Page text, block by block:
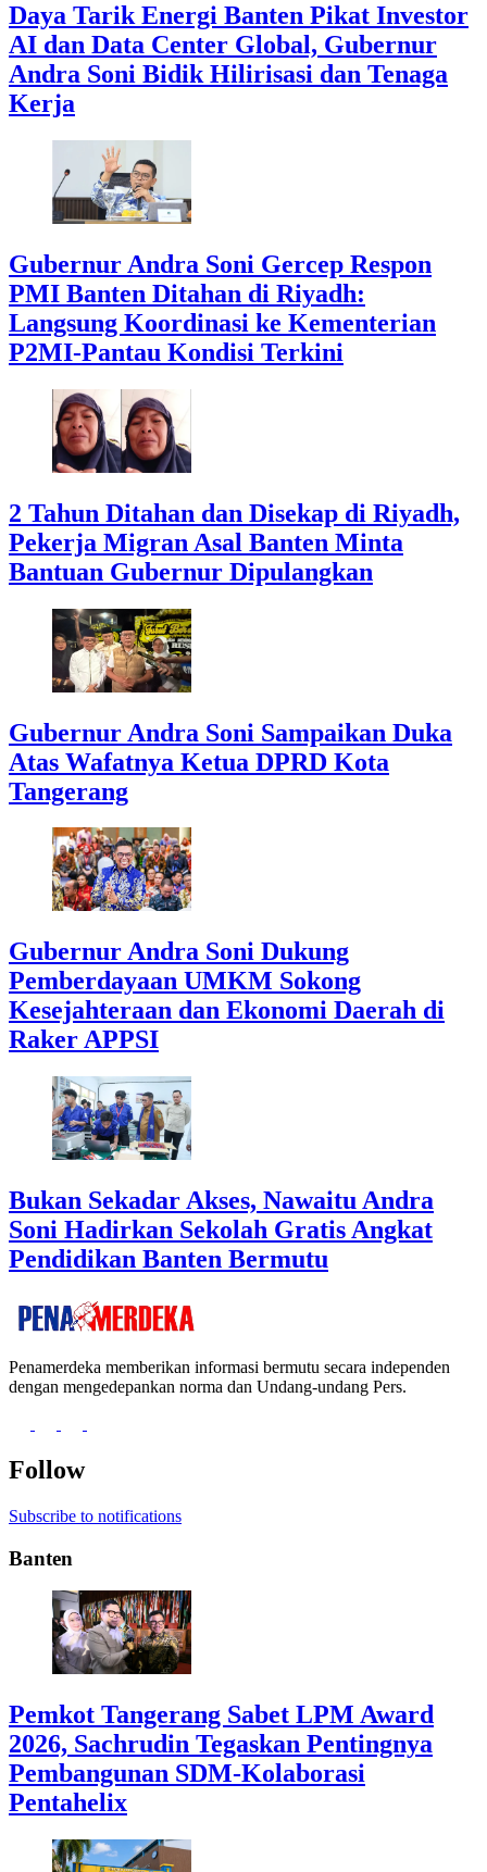
Daya Tarik Energi Banten Pikat Investor
AI dan Data Center Global, Gubernur
Andra Soni Bidik Hilirisasi dan Tenaga
Kerja
Gubernur Andra Soni Gercep Respon
PMI Banten Ditahan di Riyadh:
Langsung Koordinasi ke Kementerian
P2MI-Pantau Kondisi Terkini
2 Tahun Ditahan dan Disekap di Riyadh,
Pekerja Migran Asal Banten Minta
Bantuan Gubernur Dipulangkan
Gubernur Andra Soni Sampaikan Duka
Atas Wafatnya Ketua DPRD Kota
Tangerang
Gubernur Andra Soni Dukung
Pemberdayaan UMKM Sokong
Kesejahteraan dan Ekonomi Daerah di
Raker APPSI
Bukan Sekadar Akses, Nawaitu Andra
Soni Hadirkan Sekolah Gratis Angkat
Pendidikan Banten Bermutu
Penamerdeka memberikan informasi bermutu secara independen
dengan mengedepankan norma dan Undang-undang Pers.
Follow
Subscribe to notifications
Banten
Pemkot Tangerang Sabet LPM Award
2026, Sachrudin Tegaskan Pentingnya
Pembangunan SDM-Kolaborasi
Pentahelix